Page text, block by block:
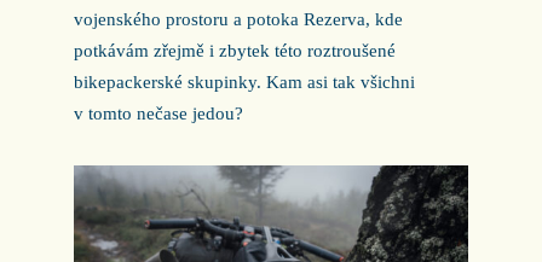
vojenského prostoru a potoka Rezerva, kde
potkávám zřejmě i zbytek této roztroušené
bikepackerské skupinky. Kam asi tak všichni
v tomto nečase jedou?